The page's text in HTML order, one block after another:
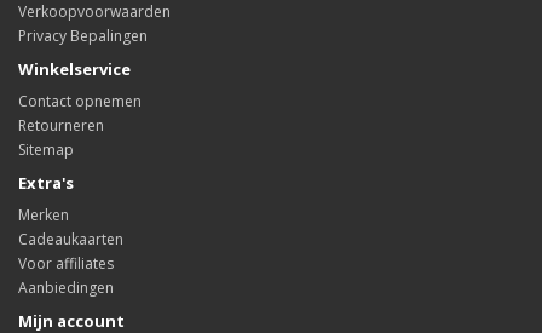
Verkoopvoorwaarden
Privacy Bepalingen
Winkelservice
Contact opnemen
Retourneren
Sitemap
Extra's
Merken
Cadeaukaarten
Voor affiliates
Aanbiedingen
Mijn account